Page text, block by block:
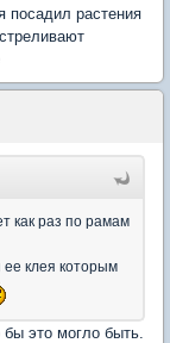
растения
как раз по рамам
ее клея которым
это могло быть.